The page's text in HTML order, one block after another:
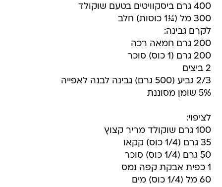
400 גרם ביסקוויטים בטעם שוקולד
300 מל (¼1 כוסות) חלב
לקרם גבינה:
200 גרם חמאה רכה
200 גרם (1 כוס) סוכר
2 ביצים
2/3 גביע (500 גרם) גבינה לבנה לאפייה
5% שומן מסוננת
לציפוי:
100 גרם שוקולד מריר קצוץ
35 גרם (1/4 כוס) קקאו
50 גרם (1/4 כוס) סוכר
1 כפית אבקת קפה נמס
60 מל (1/4 כוס) מים